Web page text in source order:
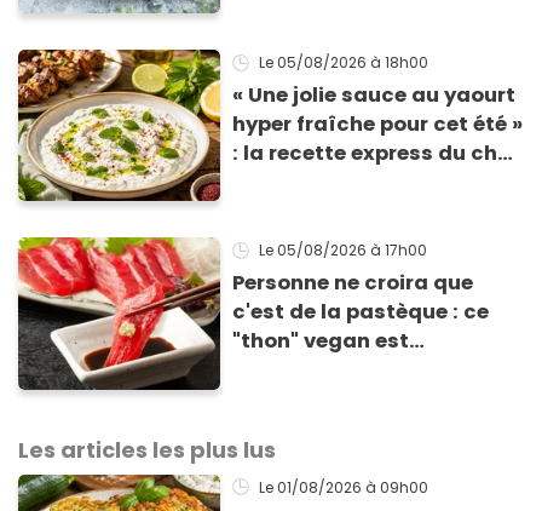
Le 05/08/2026 à 18h00
« Une jolie sauce au yaourt
hyper fraîche pour cet été »
: la recette express du chef
grillades
Le 05/08/2026 à 17h00
Personne ne croira que
c'est de la pastèque : ce
"thon" vegan est
Les articles les plus lus
Le 01/08/2026 à 09h00